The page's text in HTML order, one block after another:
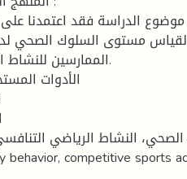
مستوى السلوك الصحي
الممارسين للنشاط
الأدوات
النشاط الرياضي